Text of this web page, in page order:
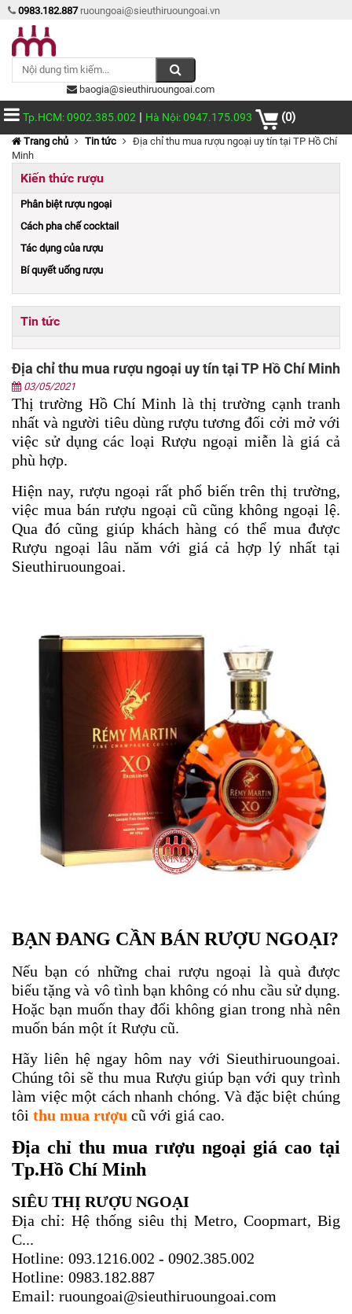
0983.182.887 ruoungoai@sieuthiruoungoai.vn
baogia@sieuthiruoungoai.com
Tp.HCM: 0902.385.002 | Hà Nội: 0947.175.093 (0)
Trang chủ Tin tức
Địa chỉ thu mua rượu ngoại uy tín tại TP Hồ Chí
Minh
Kiến thức rượu
Phân biệt rượu ngoại
Cách pha chế cocktail
Tác dụng của rượu
Bí quyết uống rượu
Tin tức
Địa chỉ thu mua rượu ngoại uy tín tại TP Hồ Chí Minh
03/05/2021
Thị trường Hồ Chí Minh là thị trường cạnh tranh
nhất và người tiêu dùng rượu tương đối cởi mở với
việc sử dụng các loại Rượu ngoại miễn là giá cả
phù hợp.
Hiện nay, rượu ngoại rất phổ biến trên thị trường,
việc mua bán rượu ngoại cũ cũng không ngoại lệ.
Qua đó cũng giúp khách hàng có thể mua được
Rượu ngoại lâu năm với giá cả hợp lý nhất tại
Sieuthiruoungoai.
BẠN ĐANG CẦN BÁN RƯỢU NGOẠI?
Nếu bạn có những chai rượu ngoại là quà được
Hoặc bạn muốn thay đổi không gian trong nhà nên
muốn bán một ít Rượu cũ.
Chúng tôi sẽ thu mua Rượu giúp bạn với quy trình
làm việc một cách nhanh chóng. Và đặc biệt chúng
tôi thu mua rượu cũ với giá cao.
Địa chỉ thu mua rượu ngoại giá cao tại
Tp.Hồ Chí Minh
SIÊU THỊ RƯỢU NGOẠI
Địa chỉ: Hệ thống siêu thị Metro, Coopmart, Big
C...
Hotline: 093.1216.002 - 0902.385.002
Hotline: 0983.182.887
Email: ruoungoai@sieuthiruoungoai.com